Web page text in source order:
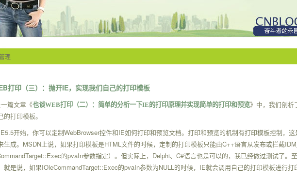
理
打印（三）：抛开IE，实现我们自己的打印模板
篇文章《也谈WEB打印（二）：简单的分析一下IE的打印原理并实现简单的打印和预览》中，我们剖析
的打印模板。
开始，你可以定制 WebBrowser控件和 IE如何打印和预览文档。打印和预览的机制有打印模板控制，这
生成。 MSDN 上说，如果打印模板是HTML文件的时候，定制的打印模板只能由C++语言从发布或拦截
的pvaIn参数指定）。但实际上， Delphi、 C#语言也是可以的，我已经做过测试了。
就是说，如果IOleCommandTarget::Exec的pvaIn参数为NULL的时候， IE就会调用自己的打印模板进行打